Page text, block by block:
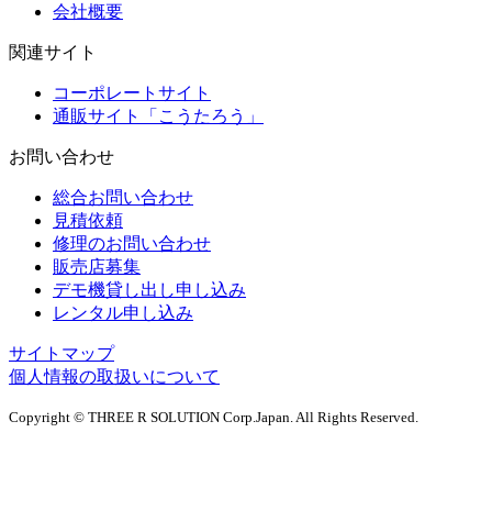
会社概要
関連サイト
コーポレートサイト
通販サイト「こうたろう」
お問い合わせ
総合お問い合わせ
見積依頼
修理のお問い合わせ
販売店募集
デモ機貸し出し申し込み
レンタル申し込み
サイトマップ
個人情報の取扱いについて
Copyright © THREE R SOLUTION Corp.Japan. All Rights Reserved.